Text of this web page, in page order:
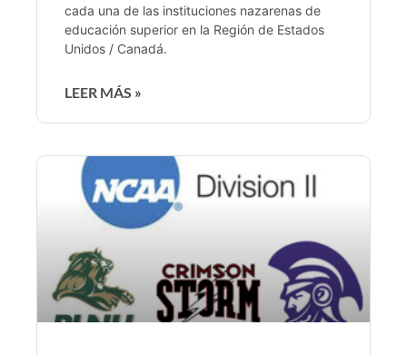
cada una de las instituciones nazarenas de
educación superior en la Región de Estados
Unidos / Canadá.
LEER MÁS »